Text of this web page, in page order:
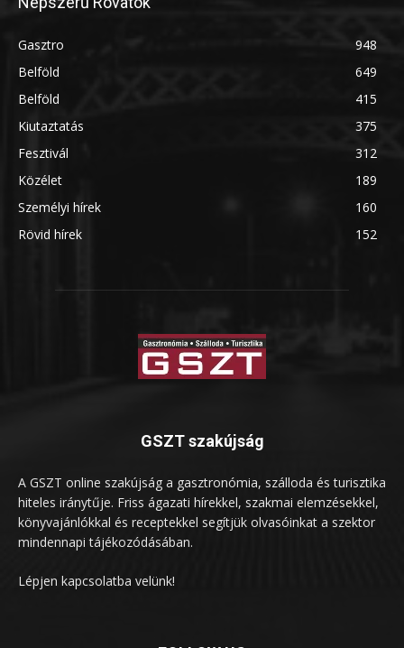
Gasztro
948
Belföld
649
Belföld
415
Kiutaztatás
375
Fesztivál
312
Közélet
189
Személyi hírek
160
Rövid hírek
152
GSZT szakújság
A GSZT online szakújság a gasztronómia, szálloda és turisztika
hiteles iránytűje. Friss ágazati hírekkel, szakmai elemzésekkel,
könyvajánlókkal és receptekkel segítjük olvasóinkat a szektor
mindennapi tájékozódásában.
Lépjen kapcsolatba velünk!